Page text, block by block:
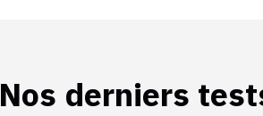
Nos derniers